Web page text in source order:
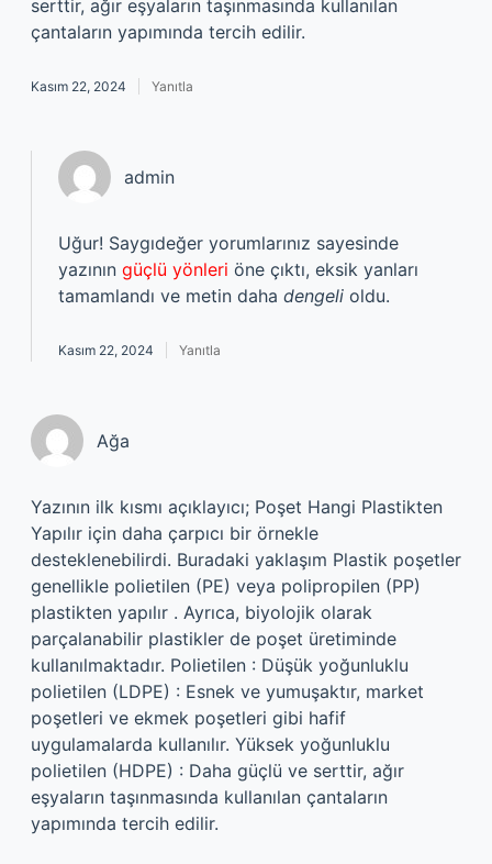
serttir, ağır eşyaların taşınmasında kullanılan
çantaların yapımında tercih edilir.
Kasım 22, 2024 Yanıtla
admin
Uğur! Saygıdeğer yorumlarınız sayesinde
yazının güçlü yönleri öne çıktı, eksik yanları
tamamlandı ve metin daha dengeli oldu.
Kasım 22, 2024 Yanıtla
Ağa
Yazının ilk kısmı açıklayıcı; Poşet Hangi Plastikten
Yapılır için daha çarpıcı bir örnekle
desteklenebilirdi. Buradaki yaklaşım Plastik poşetler
genellikle polietilen (PE) veya polipropilen (PP)
plastikten yapılır . Ayrıca, biyolojik olarak
parçalanabilir plastikler de poşet üretiminde
kullanılmaktadır. Polietilen : Düşük yoğunluklu
polietilen (LDPE) : Esnek ve yumuşaktır, market
poşetleri ve ekmek poşetleri gibi hafif
uygulamalarda kullanılır. Yüksek yoğunluklu
polietilen (HDPE) : Daha güçlü ve serttir, ağır
eşyaların taşınmasında kullanılan çantaların
yapımında tercih edilir.